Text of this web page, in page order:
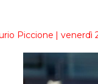
Piccione | venerdì